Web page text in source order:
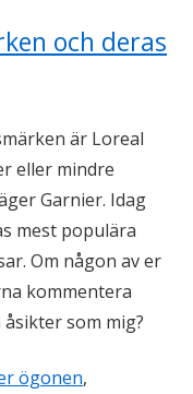
och deras
är Loreal
eller mindre
Garnier. Idag
mest populära
Om någon av er
kommentera
som mig?
ögonen,